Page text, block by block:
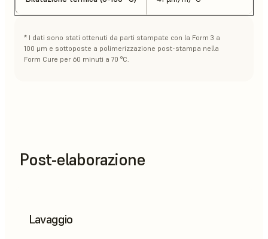
* I dati sono stati ottenuti da parti stampate con la Form 3 a
100 μm e sottoposte a polimerizzazione post-stampa nella
Form Cure per 60 minuti a 70 °C.
Post-elaborazione
Lavaggio